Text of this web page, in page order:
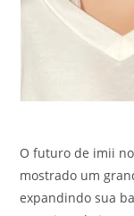
O futuro de imii
mostrado um
expandindo sua